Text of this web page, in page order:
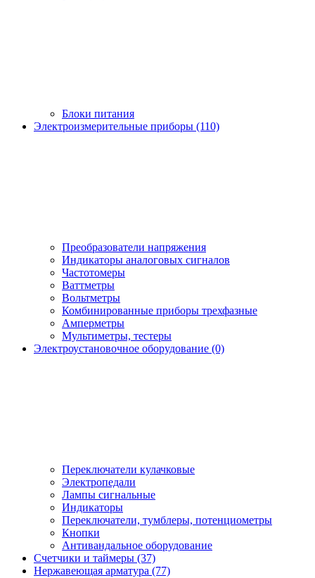
Блоки питания
Электроизмерительные приборы (110)
Преобразователи напряжения
Индикаторы аналоговых сигналов
Частотомеры
Ваттметры
Вольтметры
Комбинированные приборы трехфазные
Амперметры
Мультиметры, тестеры
Электроустановочное оборудование (0)
Переключатели кулачковые
Электропедали
Лампы сигнальные
Индикаторы
Переключатели, тумблеры, потенциометры
Кнопки
Антивандальное оборудование
Счетчики и таймеры (37)
Нержавеющая арматура (77)